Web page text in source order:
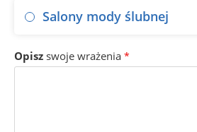
Salony mody ślubnej
Opisz swoje wrażenia *